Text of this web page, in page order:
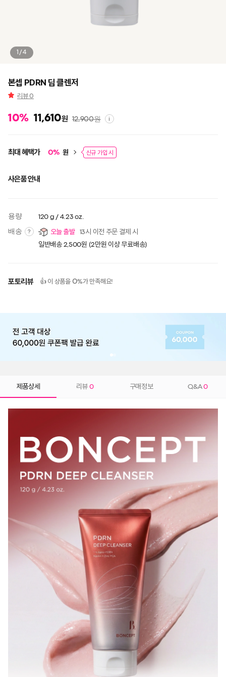
1/4
본셉 PDRN 딥 클렌저
리뷰0
10% 11,610원 12,900원 i
최대 혜택가 0% 원 신규 가입 시
사은품 안내
용량 120 g / 4.23 oz.
배송 ? 오늘 출발 13시 이전 주문 결제 시
일반배송 2,500원 (2만원 이상 무료배송)
포토리뷰 👍 이 상품을 0%가 만족해요!
제품상세 리뷰 0 구매정보 Q&A0